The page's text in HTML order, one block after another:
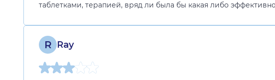
таблетками, терапией, вряд ли была бы какая либо
R Ray